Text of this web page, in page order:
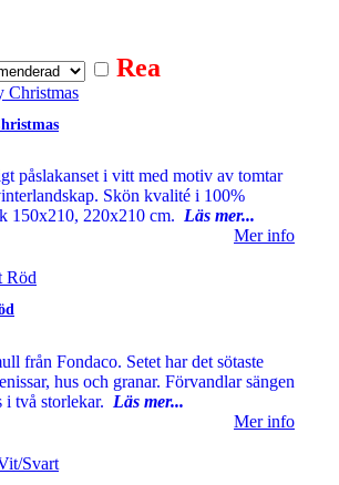
Rea
påslakanset i vitt med motiv av tomtar
Skön kvalité i 100%
150x210, 220x210 cm. Läs mer...
Mer info
från Fondaco. Setet har det sötaste
hus och granar. Förvandlar sängen
två storlekar. Läs mer...
Mer info